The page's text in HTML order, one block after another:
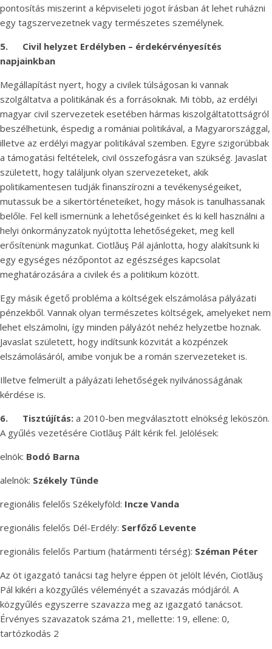
pontosítás miszerint a képviseleti jogot írásban át lehet ruházni
egy tagszervezetnek vagy természetes személynek.
5. Civil helyzet Erdélyben – érdekérvényesítés
napjainkban
Megállapítást nyert, hogy a civilek túlságosan ki vannak
szolgáltatva a politikának és a forrásoknak. Mi több, az erdélyi
magyar civil szervezetek esetében hármas kiszolgáltatottságról
beszélhetünk, éspedig a romániai politikával, a Magyarországgal,
illetve az erdélyi magyar politikával szemben. Egyre szigorúbbak
a támogatási feltételek, civil összefogásra van szükség. Javaslat
született, hogy találjunk olyan szervezeteket, akik
politikamentesen tudják finanszírozni a tevékenységeiket,
mutassuk be a sikertörténeteiket, hogy mások is tanulhassanak
belőle. Fel kell ismernünk a lehetőségeinket és ki kell használni a
helyi önkormányzatok nyújtotta lehetőségeket, meg kell
erősítenünk magunkat. Ciotlăuş Pál ajánlotta, hogy alakítsunk ki
egy egységes nézőpontot az egészséges kapcsolat
meghatározására a civilek és a politikum között.
Egy másik égető probléma a költségek elszámolása pályázati
pénzekből. Vannak olyan természetes költségek, amelyeket nem
lehet elszámolni, így minden pályázót nehéz helyzetbe hoznak.
Javaslat született, hogy indítsunk közvitát a közpénzek
elszámolásáról, amibe vonjuk be a román szervezeteket is.
Illetve felmerült a pályázati lehetőségek nyilvánosságának
kérdése is.
6. Tisztújítás: a 2010-ben megválasztott elnökség leköszön.
A gyűlés vezetésére Ciotlăuş Pált kérik fel. Jelölések:
elnök: Bodó Barna
alelnök: Székely Tünde
regionális felelős Székelyföld: Incze Vanda
regionális felelős Dél-Erdély: Serfőző Levente
regionális felelős Partium (határmenti térség): Széman Péter
Az öt igazgató tanácsi tag helyre éppen öt jelölt lévén, Ciotlăuş
Pál kikéri a közgyűlés véleményét a szavazás módjáról. A
közgyűlés egyszerre szavazza meg az igazgató tanácsot.
Érvényes szavazatok száma 21, mellette: 19, ellene: 0,
tartózkodás 2